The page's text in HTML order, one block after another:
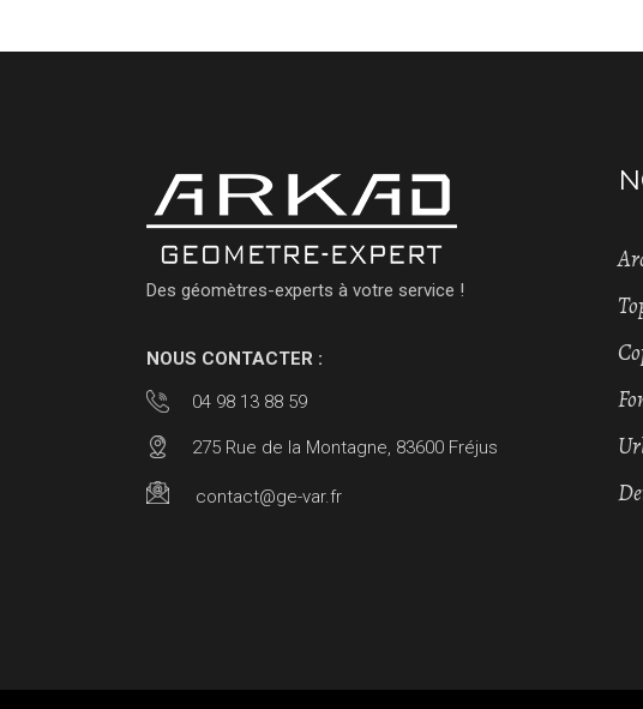
Des géomètres-experts à votre service !
NOUS CONTACTER :
04 98 13 88 59
275 Rue de la Montagne, 83600 Fréjus
contact@ge-var.fr